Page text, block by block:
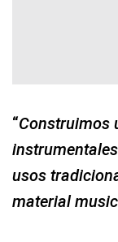
“Construimos
usos
material